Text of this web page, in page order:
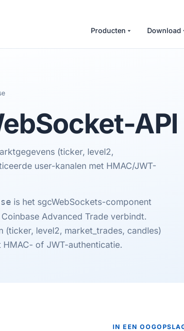
Producten Download
API
(ticker, level2,
user-kanalen met HMAC/JWT-
is het sgcWebSockets-component
Advanced Trade verbindt.
(ticker, level2, market_trades, candles)
of JWT-authenticatie.
IN EEN